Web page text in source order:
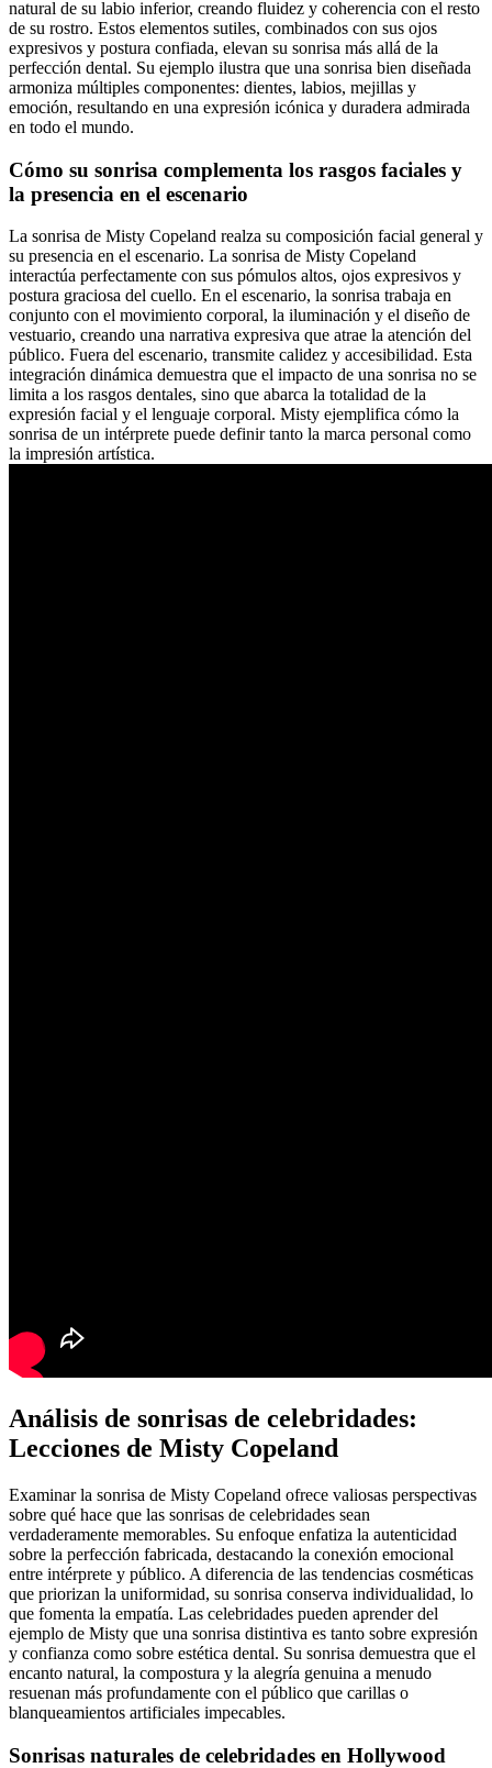
natural de su labio inferior, creando fluidez y coherencia con el resto
de su rostro. Estos elementos sutiles, combinados con sus ojos
expresivos y postura confiada, elevan su sonrisa más allá de la
perfección dental. Su ejemplo ilustra que una sonrisa bien diseñada
armoniza múltiples componentes: dientes, labios, mejillas y
emoción, resultando en una expresión icónica y duradera admirada
en todo el mundo.
Cómo su sonrisa complementa los rasgos faciales y
la presencia en el escenario
La sonrisa de Misty Copeland realza su composición facial general y
su presencia en el escenario. La sonrisa de Misty Copeland
interactúa perfectamente con sus pómulos altos, ojos expresivos y
postura graciosa del cuello. En el escenario, la sonrisa trabaja en
conjunto con el movimiento corporal, la iluminación y el diseño de
vestuario, creando una narrativa expresiva que atrae la atención del
público. Fuera del escenario, transmite calidez y accesibilidad. Esta
integración dinámica demuestra que el impacto de una sonrisa no se
limita a los rasgos dentales, sino que abarca la totalidad de la
expresión facial y el lenguaje corporal. Misty ejemplifica cómo la
sonrisa de un intérprete puede definir tanto la marca personal como
la impresión artística.
Análisis de sonrisas de celebridades:
Lecciones de Misty Copeland
Examinar la sonrisa de Misty Copeland ofrece valiosas perspectivas
sobre qué hace que las sonrisas de celebridades sean
verdaderamente memorables. Su enfoque enfatiza la autenticidad
sobre la perfección fabricada, destacando la conexión emocional
entre intérprete y público. A diferencia de las tendencias cosméticas
que priorizan la uniformidad, su sonrisa conserva individualidad, lo
que fomenta la empatía. Las celebridades pueden aprender del
ejemplo de Misty que una sonrisa distintiva es tanto sobre expresión
y confianza como sobre estética dental. Su sonrisa demuestra que el
encanto natural, la compostura y la alegría genuina a menudo
resuenan más profundamente con el público que carillas o
blanqueamientos artificiales impecables.
Sonrisas naturales de celebridades en Hollywood